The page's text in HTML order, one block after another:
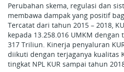
Perubahan skema, regulasi dan
membawa dampak yang positif
Tercatat dari tahun 2015 – 2018,
kepada 13.258.016 UMKM dengan
317 Triliun. Kinerja penyaluran
diikuti dengan terjaganya kualitas
tingkat NPL KUR sampai tahun